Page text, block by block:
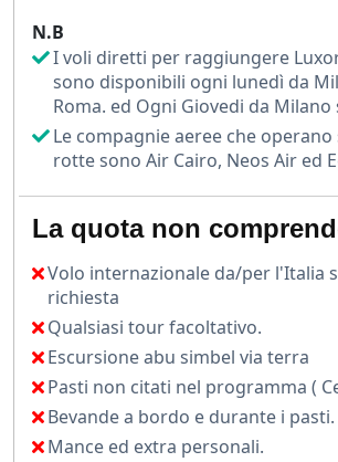
Questo viaggio di 8 giorni è
immergersi nella storia, nella cultura
dell’Egitto, con servizi curati,
itinerario pensato per
indimenticabili.
N.B
I voli diretti per raggiungere
sono disponibili ogni lunedì da
Roma. ed Ogni Giovedi da Milano
Le compagnie aeree che
rotte sono Air Cairo, Neos Air ed
La quota non
Volo internazionale da/per l'Italia
richiesta
Qualsiasi tour facoltativo.
Escursione abu simbel via terra
Pasti non citati nel programma (
Bevande a bordo e durante i pasti.
Mance ed extra personali.